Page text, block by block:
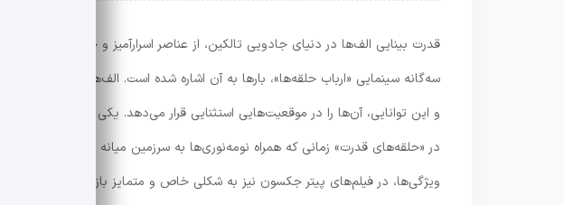
قدرت بینایی الف‌ها در دنیای جادویی تالکین، از عناصر اسرارآمیز و جالبی است که
سه‌گانه سینمایی «ارباب حلقه‌ها»، بارها به آن اشاره شده است. الف‌ها با دیدی
و این توانایی، آن‌ها را در موقعیت‌هایی استثنایی قرار می‌دهد. یکی از معروف‌ترین
در «حلقه‌های قدرت» زمانی که همراه نومه‌نوری‌ها به سرزمین میانه می‌رود، از عرشه
ویژگی‌ها، در فیلم‌های پیتر جکسون نیز به شکلی خاص و متمایز بازتاب یافته است.